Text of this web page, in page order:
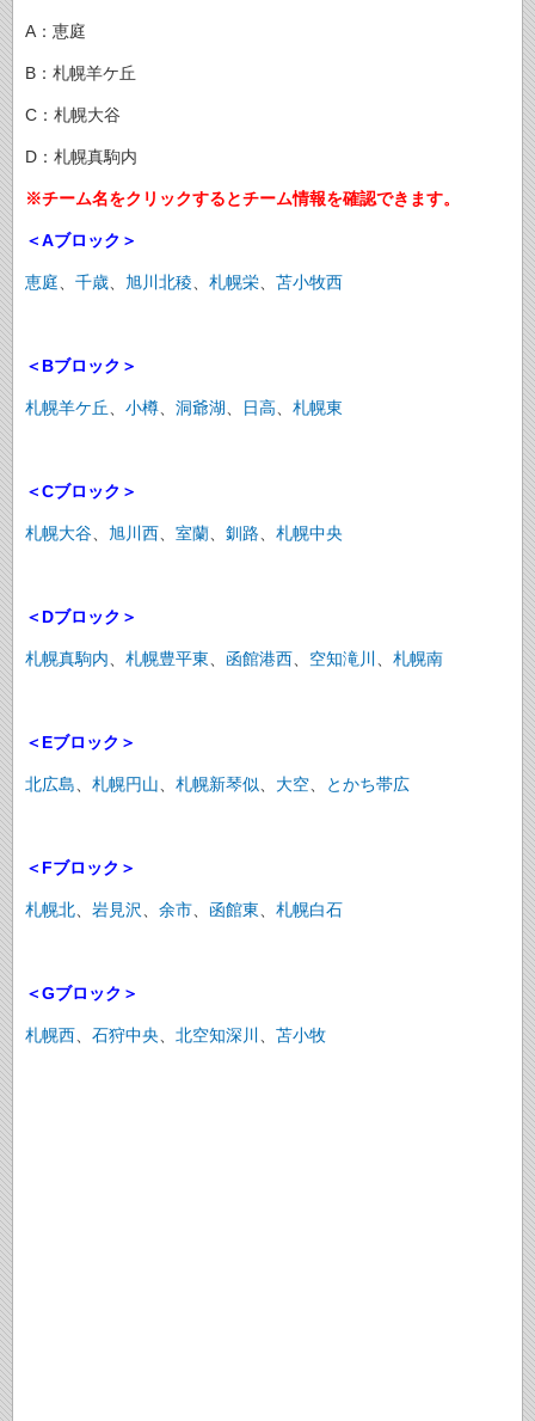
A：恵庭
B：札幌羊ケ丘
C：札幌大谷
D：札幌真駒内
※チーム名をクリックするとチーム情報を確認できます。
＜Aブロック＞
恵庭 千歳 旭川北稜 札幌栄 苫小牧西
＜Bブロック＞
札幌羊ケ丘 小樽 洞爺湖 日高 札幌東
＜Cブロック＞
札幌大谷 旭川西 室蘭 釧路 札幌中央
＜Dブロック＞
札幌真駒内 札幌豊平東 函館港西 空知滝川 札幌南
＜Eブロック＞
北広島 札幌円山 札幌新琴似 大空 とかち帯広
＜Fブロック＞
札幌北 岩見沢 余市 函館東 札幌白石
＜Gブロック＞
札幌西 石狩中央 北空知深川 苫小牧